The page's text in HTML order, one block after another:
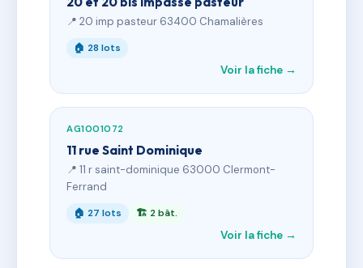
📍 20 imp pasteur 63400 Chamalières
🏠 28 lots
Voir la fiche →
AG1001072
11 rue Saint Dominique
📍 11 r saint-dominique 63000 Clermont-
Ferrand
🏠 27 lots 🏗 2 bât.
Voir la fiche →